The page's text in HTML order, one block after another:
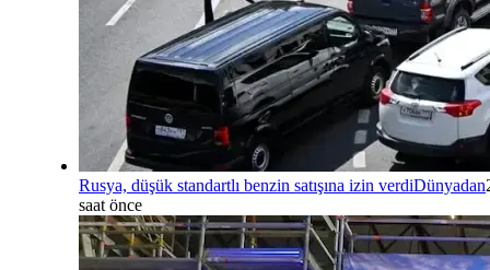
Rusya, düşük standartlı benzin satışına izin verdiDünyadan
saat önce